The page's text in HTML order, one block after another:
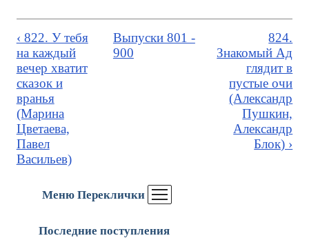
Меню Переклички
Последние поступления
‹ 822. У тебя
на каждый
вечер хватит
сказок и
вранья
(Марина
Цветаева,
Павел
Васильев)
Выпуски 801 -
900
824.
Знакомый Ад
глядит в
пустые очи
(Александр
Пушкин,
Александр
Блок) ›